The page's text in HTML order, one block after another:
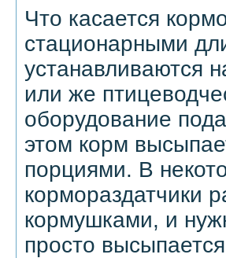
Что касается
стационарными
устанавливаются
или же
оборудование
этом корм
порциями. В
кормораздатчики
кормушками, и
просто